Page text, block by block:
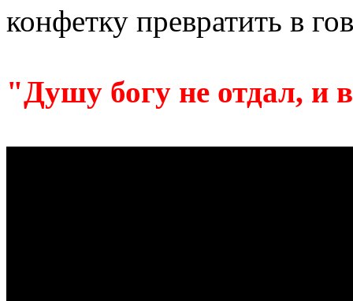
конфетку превратить в
"Душу богу не отдал, и